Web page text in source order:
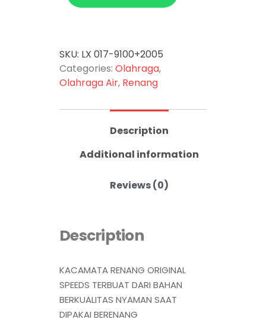
SKU: LX 017-9100+2005
Categories: Olahraga,
Olahraga Air, Renang
Description
Additional information
Reviews (0)
Description
KACAMATA RENANG ORIGINAL
SPEEDS TERBUAT DARI BAHAN
BERKUALITAS NYAMAN SAAT
DIPAKAI BERENANG